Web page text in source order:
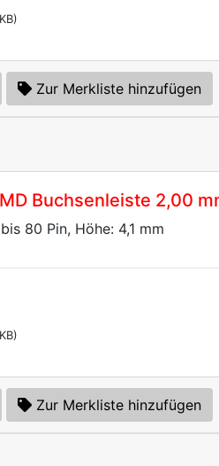
Zur Merkliste hinzufügen
Buchsenleiste 2,00
80 Pin, Höhe: 4,1 mm
Zur Merkliste hinzufügen